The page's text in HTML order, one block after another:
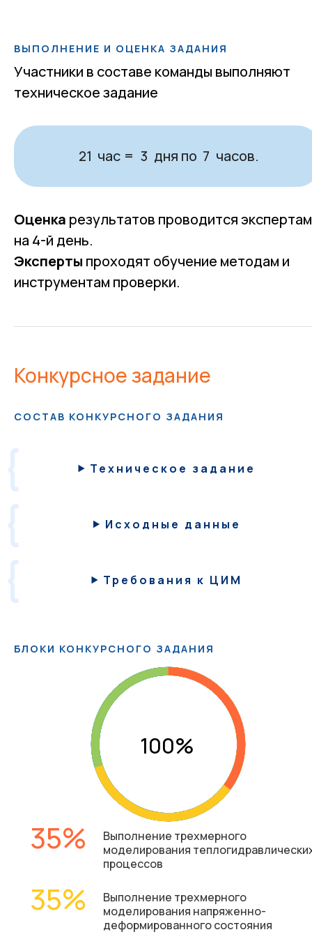
ВЫПОЛНЕНИЕ И ОЦЕНКА ЗАДАНИЯ
Участники в составе команды выполняют
техническое задание
21 час = 3 дня по 7 часов.
Оценка результатов проводится
на 4-й день.
Эксперты проходят обучение методам и
инструментам проверки.
Конкурсное задание
СОСТАВ КОНКУРСНОГО ЗАДАНИЯ
Техническое задание
Исходные данные
Требования к ЦИМ
БЛОКИ КОНКУРСНОГО ЗАДАНИЯ
35
Выполнение трехмерного
моделирования
процессов
35
Выполнение трехмерного
моделирования напряженно-
деформированного состояния